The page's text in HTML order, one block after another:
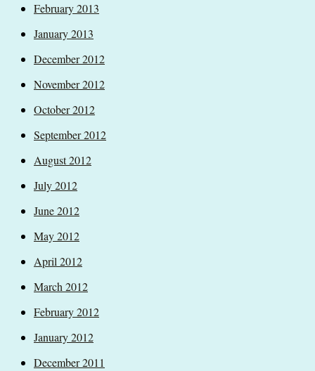
February 2013
January 2013
December 2012
November 2012
October 2012
September 2012
August 2012
July 2012
June 2012
May 2012
April 2012
March 2012
February 2012
January 2012
December 2011